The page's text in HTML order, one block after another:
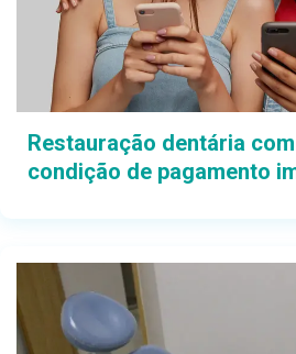
Restauração dentária
condição de pagamento